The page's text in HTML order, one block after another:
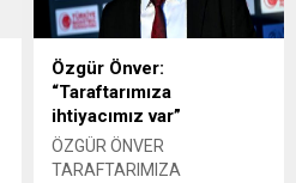
Özgür Önver:
“Taraftarımıza
ihtiyacımız var”
ÖZGÜR ÖNVER
TARAFTARIMIZA